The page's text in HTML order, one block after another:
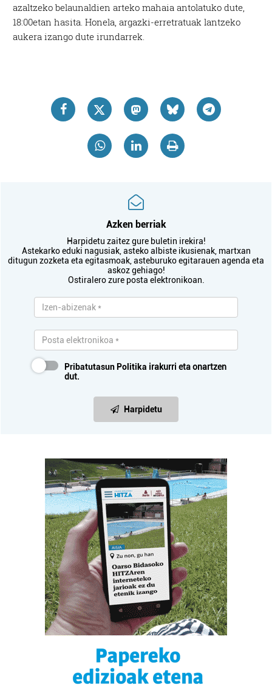
azaltzeko belaunaldien arteko mahaia antolatuko dute,
18:00etan hasita. Honela, argazki-erretratuak lantzeko
aukera izango dute irundarrek.
Azken berriak
Harpidetu zaitez gure buletin irekira!
Astekarko eduki nagusiak, asteko albiste ikusienak, martxan
ditugun zozketa eta egitasmoak, asteburuko egitarauen agenda eta
askoz gehiago!
Ostiralero zure posta elektronikoan.
Pribatutasun Politika irakurri eta onartzen
dut.
Harpidetu